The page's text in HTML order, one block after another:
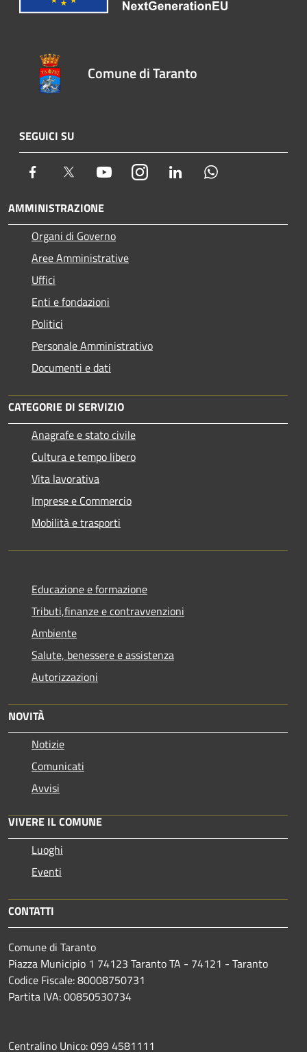
Comune di Taranto
SEGUICI SU
Facebook Twitter YoutubeInstagram LinkedIn
AMMINISTRAZIONE
Organi di Governo
Aree Amministrative
Uffici
Enti e fondazioni
Politici
Personale Amministrativo
Documenti e dati
CATEGORIE DI SERVIZIO
Anagrafe e stato civile
Cultura e tempo libero
Vita lavorativa
Imprese e Commercio
Mobilità e trasporti
Educazione e formazione
Tributi,finanze e contravvenzioni
Ambiente
Salute, benessere e assistenza
Autorizzazioni
NOVITÀ
Notizie
Comunicati
Avvisi
VIVERE IL COMUNE
Luoghi
Eventi
CONTATTI
Comune di Taranto
Piazza Municipio 1 74123 Taranto TA - 74121 - Taranto
Codice Fiscale: 80008750731
Partita IVA: 00850530734
Centralino Unico: 099 4581111